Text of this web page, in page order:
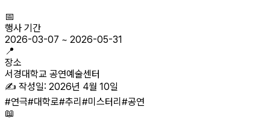
📅
행사 기간
2026-03-07 ~ 2026-05-31
📍
장소
서경대학교 공연예술센터
✍️ 작성일: 2026년 4월 10일
#연극#대학로#추리 #미스터리 #공연
📖